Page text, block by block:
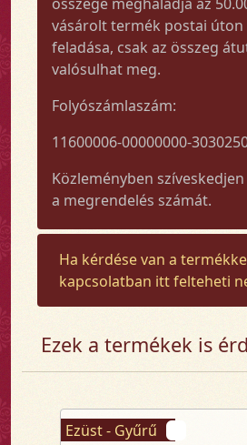
vásárolt termék postai
feladása, csak az összeg
valósulhat meg.
Folyószámlaszám:
11600006-00000000-
Közleményben
a megrendelés számát.
Ha kérdése van a
kapcsolatban itt felteheti
Ezek a termékek is
Ezüst - Gyűrű